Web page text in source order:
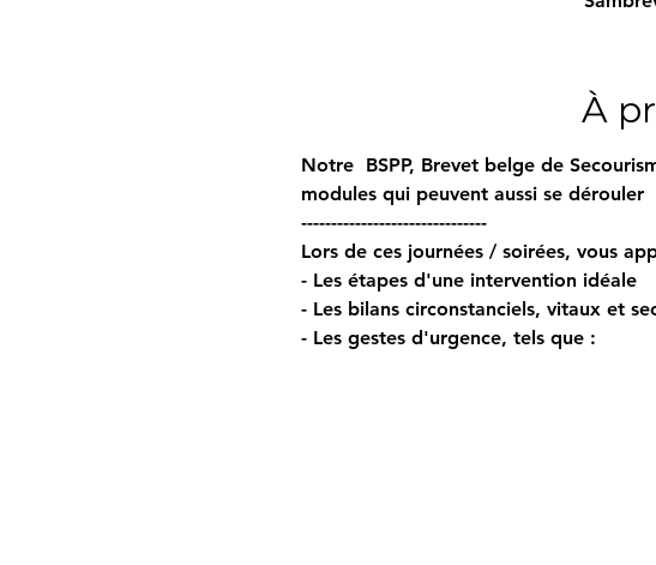
À
Notre  BSPP, Brevet belge de
modules qui peuvent aussi se dérouler
-------------------------------
Lors de ces journées / soirées, vous
- Les étapes d'une intervention idéale
- Les bilans circonstanciels, vitaux et
- Les gestes d'urgence, tels que :